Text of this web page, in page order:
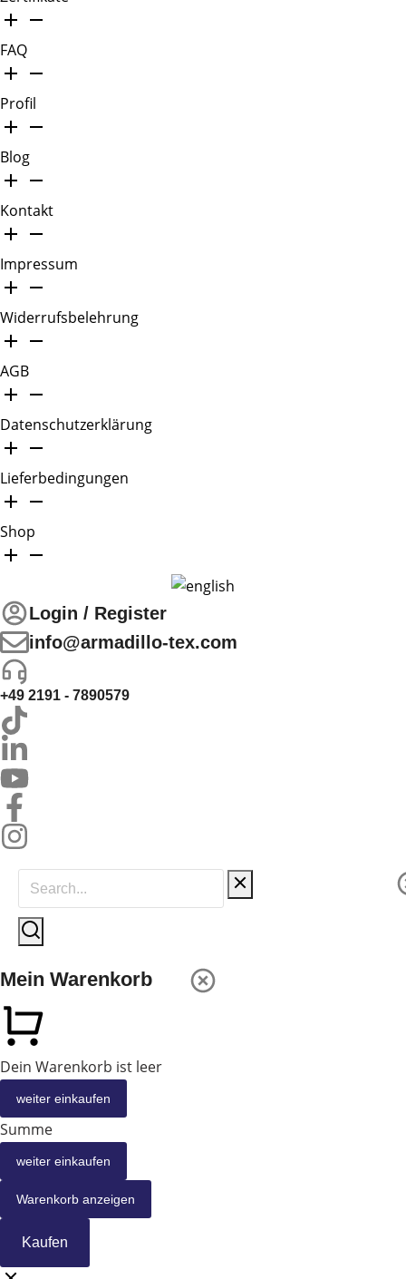
FAQ
Profil
Blog
Kontakt
Impressum
Widerrufsbelehrung
AGB
Datenschutzerklärung
Lieferbedingungen
Shop
Login / Register
info@armadillo-tex.com
+49 2191 - 7890579
Mein Warenkorb
Dein Warenkorb ist leer
weiter einkaufen
Summe
weiter einkaufen
Warenkorb anzeigen
Kaufen